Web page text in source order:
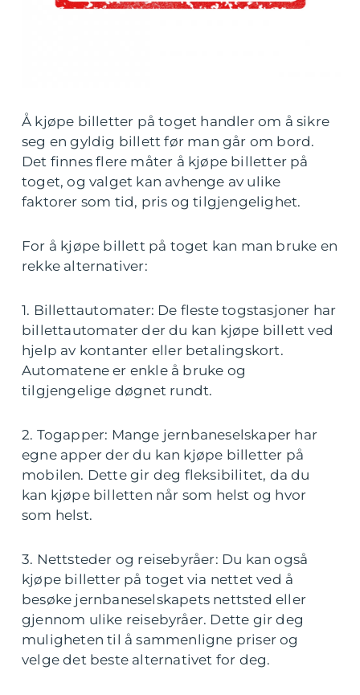
Å kjøpe billetter på toget handler om å sikre
seg en gyldig billett før man går om bord.
Det finnes flere måter å kjøpe billetter på
toget, og valget kan avhenge av ulike
faktorer som tid, pris og tilgjengelighet.
For å kjøpe billett på toget kan man bruke en
rekke alternativer:
1. Billettautomater: De fleste togstasjoner har
billettautomater der du kan kjøpe billett ved
hjelp av kontanter eller betalingskort.
Automatene er enkle å bruke og
tilgjengelige døgnet rundt.
2. Togapper: Mange jernbaneselskaper har
egne apper der du kan kjøpe billetter på
mobilen. Dette gir deg fleksibilitet, da du
kan kjøpe billetten når som helst og hvor
som helst.
3. Nettsteder og reisebyråer: Du kan også
kjøpe billetter på toget via nettet ved å
besøke jernbaneselskapets nettsted eller
gjennom ulike reisebyråer. Dette gir deg
muligheten til å sammenligne priser og
velge det beste alternativet for deg.